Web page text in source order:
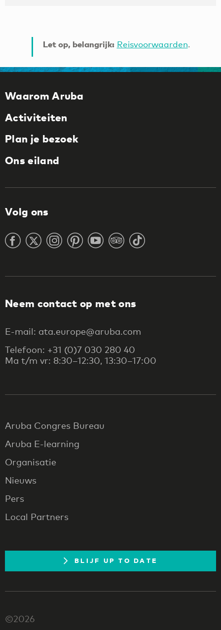
Let op, belangrijk: Reisvoorwaarden.
Waarom Aruba
Activiteiten
Plan je bezoek
Ons eiland
Volg ons
Neem contact op met ons
E-mail: ata.europe@aruba.com
Telefoon: +31 (0)7 030 280 40
Ma t/m vr: 8:30–12:30, 13:30–17:00
Aruba Congres Bureau
Aruba E-learning
Organisatie
Nieuws
Pers
Local Partners
BLIJF UP TO DATE
©2026